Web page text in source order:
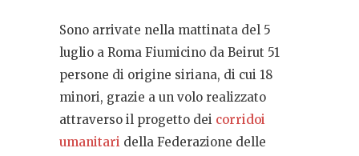
Sono arrivate nella mattinata del 5
luglio a Roma Fiumicino da Beirut 51
persone di origine siriana, di cui 18
minori, grazie a un volo realizzato
attraverso il progetto dei corridoi
umanitari della Federazione delle